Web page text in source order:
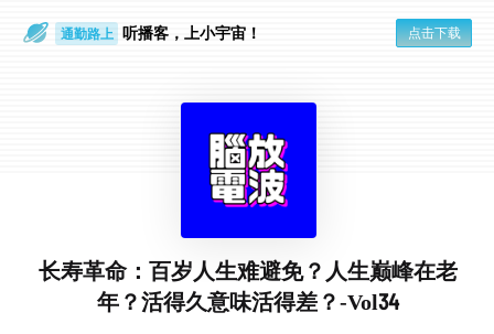
通勤路上 听播客，上小宇宙！ 点击下载
长寿革命：百岁人生难避免？人生巅峰在老
年？活得久意味活得差？-Vol34